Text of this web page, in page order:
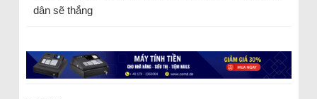
dân sẽ thắng